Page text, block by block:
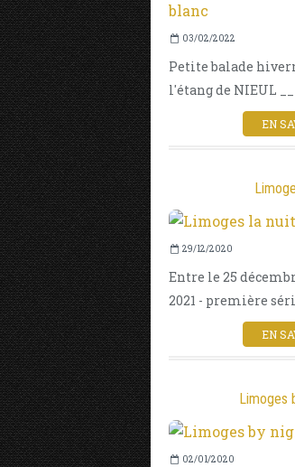
03/02/2022
Petite balade
l'étang de NIEUL
EN
29/12/2020
Entre le 25
2021 - première
EN
Limoges
02/01/2020